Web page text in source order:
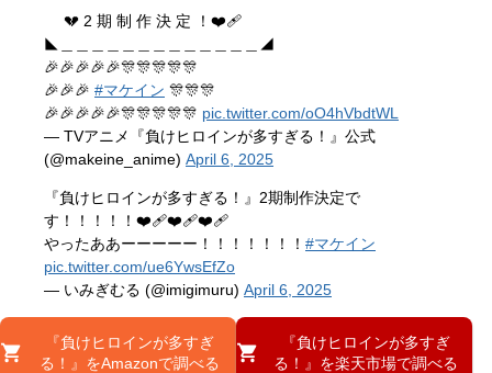
💔 2 期 制 作 決 定 ！❤️‍🩹
◣＿＿＿＿＿＿＿＿＿＿＿＿＿◢
🎉🎉🎉🎉🎉🎊🎊🎊🎊🎊
🎉🎉🎉 #マケイン 🎊🎊🎊
🎉🎉🎉🎉🎉🎊🎊🎊🎊🎊 pic.twitter.com/oO4hVbdtWL
— TVアニメ『負けヒロインが多すぎる！』公式
(@makeine_anime) April 6, 2025
『負けヒロインが多すぎる！』2期制作決定で
す！！！！！❤️‍🩹❤️‍🩹❤️‍🩹
やったああーーーーー！！！！！！！ #マケイン
pic.twitter.com/ue6YwsEfZo
— いみぎむる (@imigimuru) April 6, 2025
『負けヒロインが多すぎ
る！』をAmazonで調べる
『負けヒロインが多すぎ
る！』を楽天市場で調べる